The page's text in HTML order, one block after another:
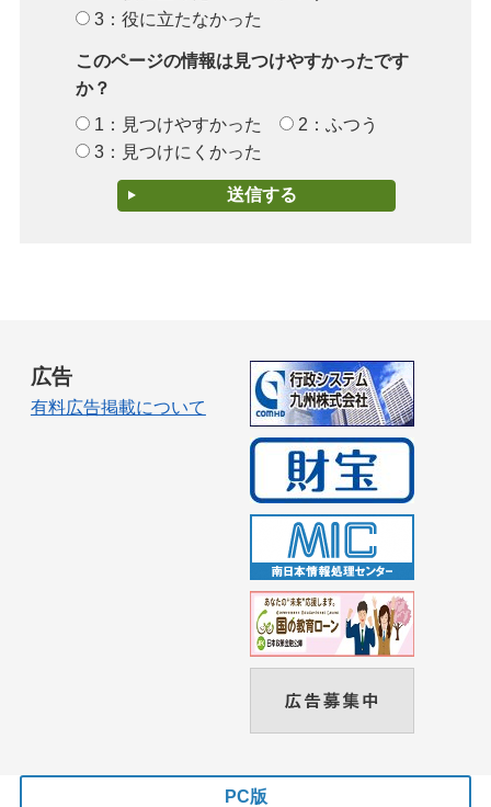
3：役に立たなかった
このページの情報は見つけやすかったです
か？
1：見つけやすかった
2：ふつう
3：見つけにくかった
広告
有料広告掲載について
PC版